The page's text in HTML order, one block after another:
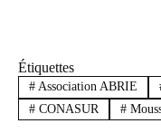
Étiquettes
#Association ABRIE
#CONASUR #